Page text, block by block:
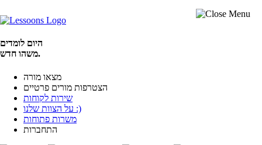
היום לומדים
משהו חדש.
מצאו מורה
הצטרפות מורים פרטיים
שירות לקוחות
על הצוות שלנו :)
משרות פתוחות
התחברות